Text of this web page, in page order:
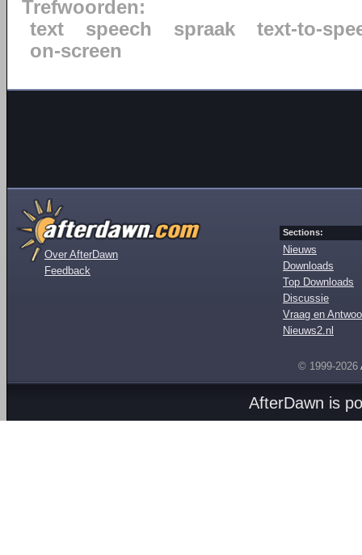
Trefwoorden:
text
speech spraak
text-to-
on-screen
Over AfterDawn
Feedback
Sections:
Nieuws
Downloads
Top Downloads
Discussie
Vraag en
Nieuws2.nl
© 1999-2026
AfterDawn is